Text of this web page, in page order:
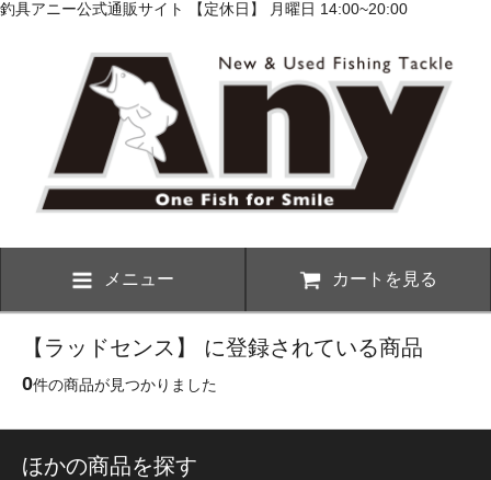
釣具アニー公式通販サイト 【定休日】 月曜日 14:00~20:00
メニュー カートを見る
【ラッドセンス】 に登録されている商品
0件の商品が見つかりました
ほかの商品を探す